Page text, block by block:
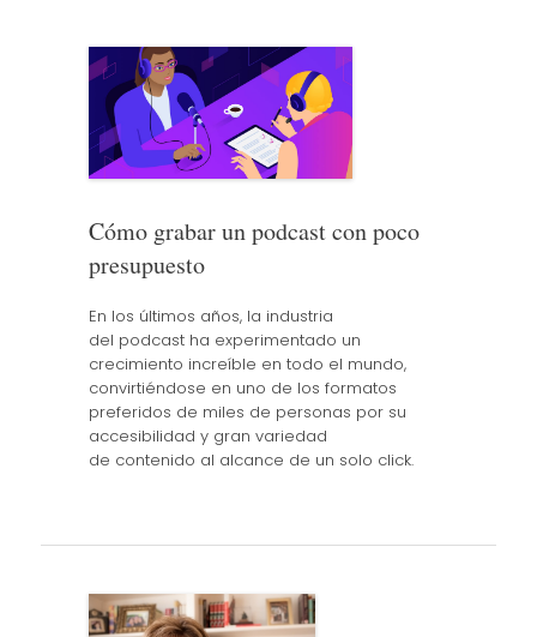
Cómo grabar un podcast con poco
presupuesto
En los últimos años, la industria
del podcast ha experimentado un
crecimiento increíble en todo el mundo,
convirtiéndose en uno de los formatos
preferidos de miles de personas por su
accesibilidad y gran variedad
de contenido al alcance de un solo click.